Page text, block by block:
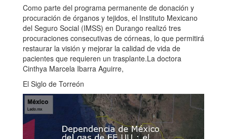
Como parte del programa permanente de donación y
procuración de órganos y tejidos, el Instituto Mexicano
del Seguro Social (IMSS) en Durango realizó tres
procuraciones consecutivas de córneas, lo que permitirá
restaurar la visión y mejorar la calidad de vida de
pacientes que requieren un trasplante.La doctora
Cinthya Marcela Ibarra Aguirre,
El Siglo de Torreón